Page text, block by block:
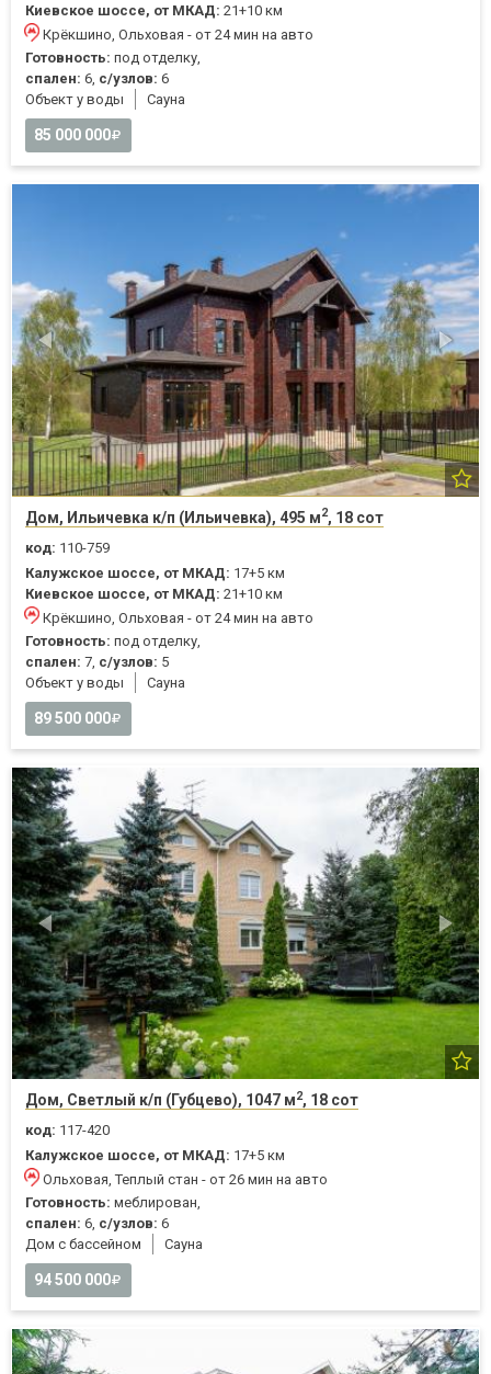
Киевское шоссе, от МКАД: 21+10 км
Крёкшино, Ольховая - от 24 мин на авто
Готовность: под отделку,
спален: 6, с/узлов: 6
Объект у воды
Cауна
85 000 000
Дом, Ильичевка к/п (Ильичевка), 495 м2, 18 сот
код: 110-759
Калужское шоссе, от МКАД: 17+5 км
Киевское шоссе, от МКАД: 21+10 км
Крёкшино, Ольховая - от 24 мин на авто
Готовность: под отделку,
спален: 7, с/узлов: 5
Объект у воды
Cауна
89 500 000
Дом, Светлый к/п (Губцево), 1047 м2, 18 сот
код: 117-420
Калужское шоссе, от МКАД: 17+5 км
Ольховая, Теплый стан - от 26 мин на авто
Готовность: меблирован,
спален: 6, с/узлов: 6
Дом с бассейном
Cауна
94 500 000